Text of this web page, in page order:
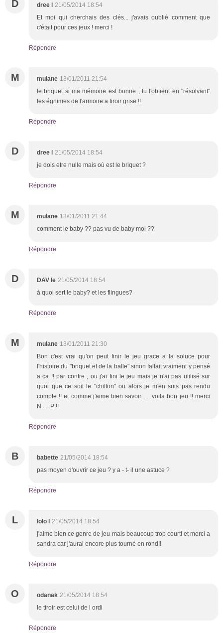
D dree l 21/05/2014 18:54
Et moi qui cherchais des clés... j'avais oublié comment que
c'était pour ces jeux ! merci !
Répondre
M mulane 13/01/2011 21:54
le briquet si ma mémoire est bonne , tu l'obtient en "résolvant"
les égnimes de l'armoire a tiroir grise !!
Répondre
D dree l 21/05/2014 18:54
je dois etre nulle mais où est le briquet ?
Répondre
M mulane 13/01/2011 21:44
comment le baby ?? pas vu de baby moi ??
Répondre
D DAV le 21/05/2014 18:54
à quoi sert le baby? et les flingues?
Répondre
M mulane 13/01/2011 21:30
Bon c'est vrai qu'on peut finir le jeu grace a la soluce pour
l'histoire du "briquet et de la balle" sinon fallait vraiment y pensé
a ca !! par contre , ou j'ai fini le jeu mais je n'ai pas utilisé sur
quoi que ce soit le "chiffon" ou alors je m'en suis pas rendu
compte !! et comme j'aime bien savoir...... voila bon jeu !! merci
N......P !!
Répondre
B babette 21/05/2014 18:54
pas moyen d'ouvrir ce jeu ? y a - t- il une astuce ?
Répondre
L lolo l 21/05/2014 18:54
j'aime bien ce genre de jeu mais beaucoup trop court! et merci a
sandra car j'aurai encore plus tourné en rond!!
Répondre
O odanak 21/05/2014 18:54
le tiroir est celui de l ordi
Répondre